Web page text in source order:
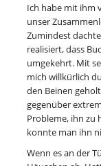
Ich habe mit ihm
unser
Zumindest
realisiert, dass
umgekehrt. Mit
mich willkürlich
den Beinen
gegenüber
Probleme, ihn zu
konnte man ihn
Wenn es an der